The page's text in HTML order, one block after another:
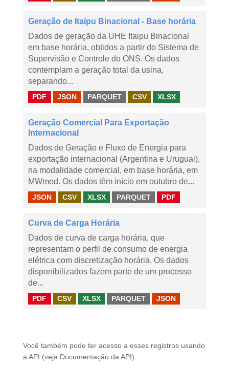
Geração de Itaipu Binacional - Base horária
Dados de geração da UHE Itaipu Binacional
em base horária, obtidos a partir do Sistema de
Supervisão e Controle do ONS. Os dados
contemplam a geração total da usina,
separando...
PDF JSON PARQUET CSV XLSX
Geração Comercial Para Exportação
Internacional
Dados de Geração e Fluxo de Energia para
exportação internacional (Argentina e Uruguai),
na modalidade comercial, em base horária, em
MWmed. Os dados têm início em outubro de...
JSON CSV XLSX PARQUET PDF
Curva de Carga Horária
Dados de curva de carga horária, que
representam o perfil de consumo de energia
elétrica com discretização horária. Os dados
disponibilizados fazem parte de um processo
de...
PDF CSV XLSX PARQUET JSON
Você também pode ter acesso a esses registros usando
a API (veja Documentação da API ).